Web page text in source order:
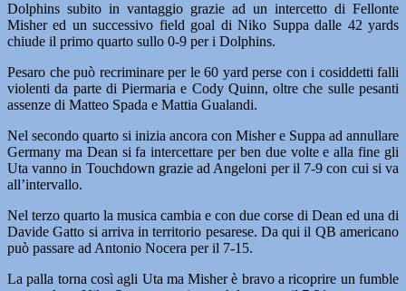
Dolphins subito in vantaggio grazie ad un intercetto di Fellonte
Misher ed un successivo field goal di Niko Suppa dalle 42 yards
chiude il primo quarto sullo 0-9 per i Dolphins.
Pesaro che può recriminare per le 60 yard perse con i cosiddetti falli
violenti da parte di Piermaria e Cody Quinn, oltre che sulle pesanti
assenze di Matteo Spada e Mattia Gualandi.
Nel secondo quarto si inizia ancora con Misher e Suppa ad annullare
Germany ma Dean si fa intercettare per ben due volte e alla fine gli
Uta vanno in Touchdown grazie ad Angeloni per il 7-9 con cui si va
all’intervallo.
Nel terzo quarto la musica cambia e con due corse di Dean ed una di
Davide Gatto si arriva in territorio pesarese. Da qui il QB americano
può passare ad Antonio Nocera per il 7-15.
La palla torna così agli Uta ma Misher è bravo a ricoprire un fumble